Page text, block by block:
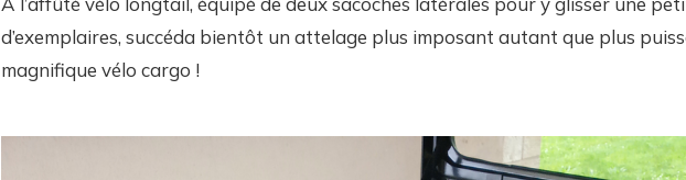
d’exemplaires, succéda bientôt un attelage plus imposant autant que plus
magnifique vélo cargo !